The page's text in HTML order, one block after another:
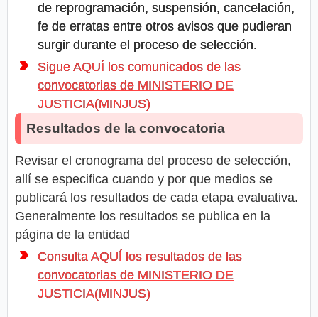
de reprogramación, suspensión, cancelación,
fe de erratas entre otros avisos que pudieran
surgir durante el proceso de selección.
Sigue AQUÍ los comunicados de las
convocatorias de MINISTERIO DE
JUSTICIA(MINJUS)
Resultados de la convocatoria
Revisar el cronograma del proceso de selección,
allí se especifica cuando y por que medios se
publicará los resultados de cada etapa evaluativa.
Generalmente los resultados se publica en la
página de la entidad
Consulta AQUÍ los resultados de las
convocatorias de MINISTERIO DE
JUSTICIA(MINJUS)